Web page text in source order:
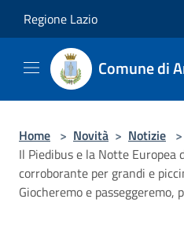
Regione Lazio
Comune di
Home > Novità > Notizie >
Il Piedibus e la Notte Europea
corroborante per grandi e
Giocheremo e